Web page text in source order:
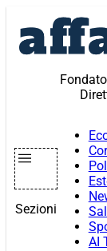
contenuto
Sezioni
AI